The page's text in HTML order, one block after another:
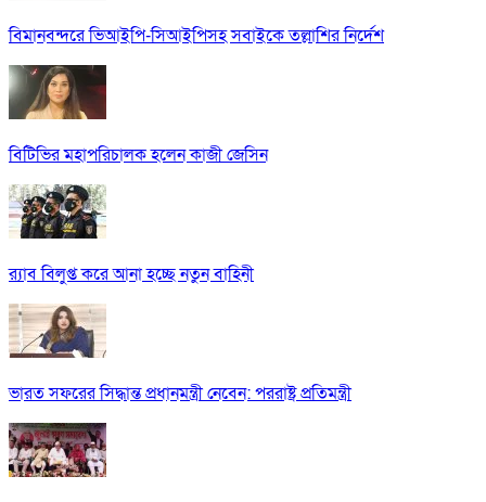
বিমানবন্দরে ভিআইপি-সিআইপিসহ সবাইকে তল্লাশির নির্দেশ
বিটিভির মহাপরিচালক হলেন কাজী জেসিন
র‍্যাব বিলুপ্ত করে আনা হচ্ছে নতুন বাহিনী
ভারত সফরের সিদ্ধান্ত প্রধানমন্ত্রী নেবেন: পররাষ্ট্র প্রতিমন্ত্রী